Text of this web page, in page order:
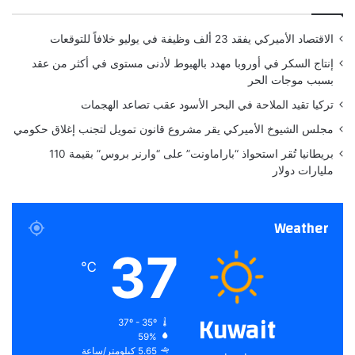
ك
ي
الاقتصاد الأميركي يفقد 23 ألف وظيفة في يوليو خلافاً للتوقعات
إنتاج السكر في أوروبا مهدد بالهبوط لأدنى مستوى في أكثر من عقد
بسبب موجات الحر
تركيا تقيد الملاحة في البحر الأسود عقب تصاعد الهجمات
مجلس الشيوخ الأميركي يقر مشروع قانون تمويل لتجنب إغلاق حكومي
بريطانيا تُقر استحواذ “باراماونت” على “وارنر بروس” بقيمة 110
مليارات دولار
Weather
Kuwait
37
℃
37º - 35º
59%
5.65 كيلومتر/ساعة